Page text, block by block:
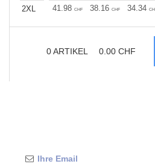
2XL
41.98 CHF 38.16 CHF 34.34
0ARTIKEL 0.00 CHF